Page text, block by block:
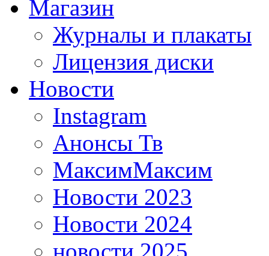
Магазин
Журналы и плакаты
Лицензия диски
Новости
Instagram
Анонсы Тв
МаксимМаксим
Новости 2023
Новости 2024
новости 2025